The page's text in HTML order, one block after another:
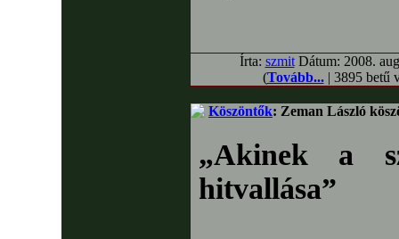
Írta: szmitDátum: 2008.
(Tovább...| 3895 betű
Köszöntők: Zeman László
„Akinek a
hitvallása”